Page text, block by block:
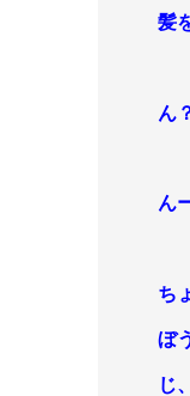
髪
ん
ん
ち
ぼ
じ